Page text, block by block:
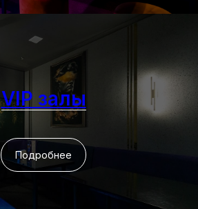
VIP залы
Подробнее